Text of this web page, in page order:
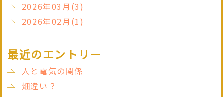
2026年03月(3)
2026年02月(1)
最近のエントリー
人と電気の関係
畑違い？